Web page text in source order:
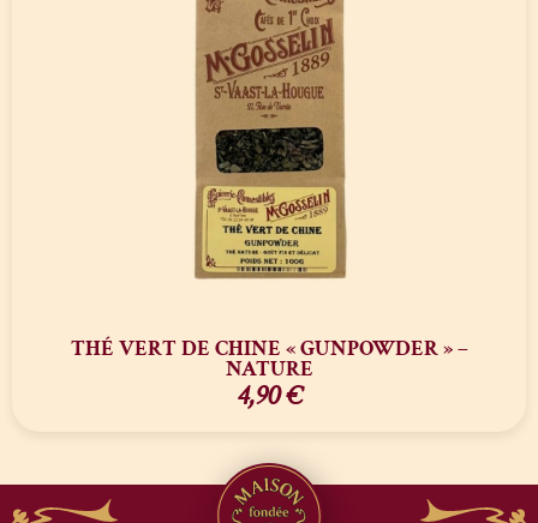
THÉ VERT DE CHINE « GUNPOWDER » –
NATURE
4,90€